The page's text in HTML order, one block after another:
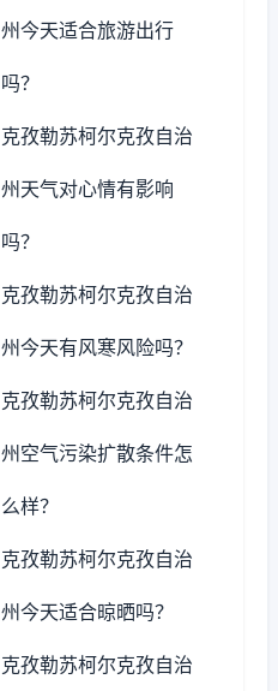
州今天适合旅游出行
吗？
克孜勒苏柯尔克孜自治
州天气对心情有影响
吗？
克孜勒苏柯尔克孜自治
州今天有风寒风险吗？
克孜勒苏柯尔克孜自治
州空气污染扩散条件怎
么样？
克孜勒苏柯尔克孜自治
州今天适合晾晒吗？
克孜勒苏柯尔克孜自治